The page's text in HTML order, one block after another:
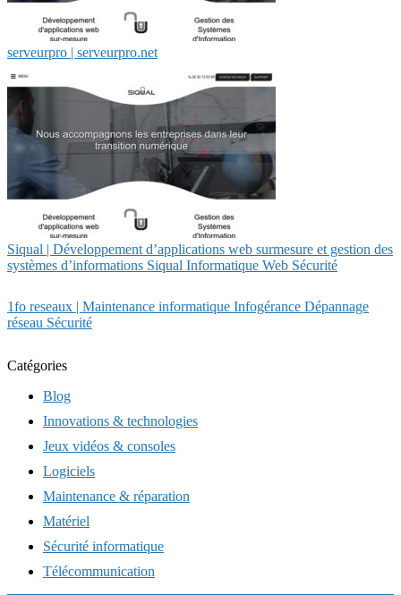
serveurpro | serveurpro.net
Siqual | Dévelop­pe­ment d’applica­tions web surmesure et gestion des
systèmes d’infor­ma­tions Siqual Infor­mati­que Web Sécurité
1fo reseaux | Maintenance infor­mati­que Infogérance Dépannage
réseau Sécurité
Catégories
Blog
Innovations & technologies
Jeux vidéos & consoles
Logiciels
Maintenance & réparation
Matériel
Sécurité informatique
Télécommunication